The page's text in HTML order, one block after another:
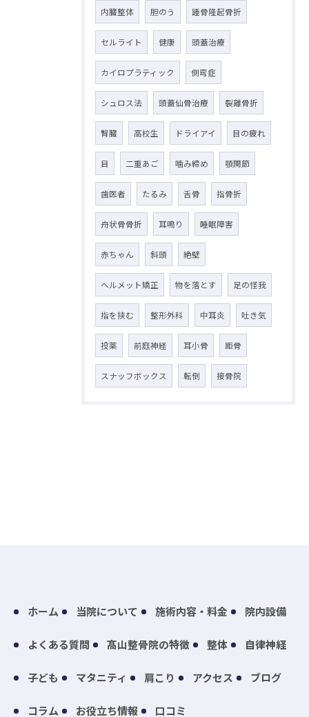
内臓整体 胆のう 踵骨隆起骨折
セルライト 健康 頭蓋治療
カイロプラティック 側弯症
シュロス法 頭蓋仙骨治療 裂離骨折
腎臓 高校生 ドライアイ 目の疲れ
目 二重あご 噛み締め 顎関節
歯医者 たるみ 舌骨 指骨折
舟状骨骨折 耳鳴り 睡眠障害
赤ちゃん 斜頭 絶壁
ヘルメット矯正 物を落とす 足の怪我
指を挟む 整形外科 中耳炎 吐き気
投薬 前庭神経 耳小骨 距骨
スナッフボックス 転倒 接骨院
ホーム 当院について 施術内容・料金 院内設備
よくある質問 髙山整骨院の特徴 整体 自律神経
子ども マタニティ 肩こり アクセス ブログ
コラム お役立ち情報 口コミ